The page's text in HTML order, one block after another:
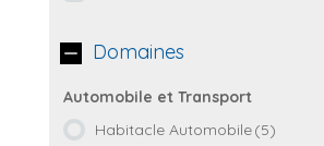
Domaines
Habitacle Automobile(5)